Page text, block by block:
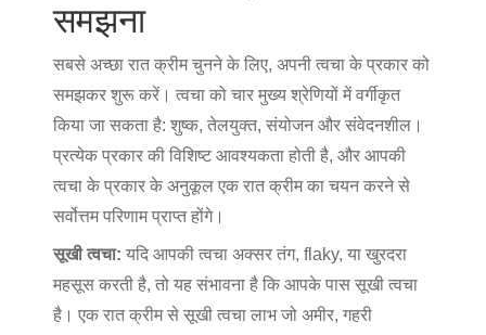
समझना
सबसे अच्छा रात क्रीम चुनने के लिए, अपनी त्वचा के प्रकार को
समझकर शुरू करें। त्वचा को चार मुख्य श्रेणियों में वर्गीकृत
किया जा सकता है: शुष्क, तेलयुक्त, संयोजन और संवेदनशील।
प्रत्येक प्रकार की विशिष्ट आवश्यकता होती है, और आपकी
त्वचा के प्रकार के अनुकूल एक रात क्रीम का चयन करने से
सर्वोत्तम परिणाम प्राप्त होंगे।
सूखी त्वचा: यदि आपकी त्वचा अक्सर तंग, flaky, या खुरदरा
महसूस करती है, तो यह संभावना है कि आपके पास सूखी त्वचा
है। एक रात क्रीम से सूखी त्वचा लाभ जो अमीर, गहरी